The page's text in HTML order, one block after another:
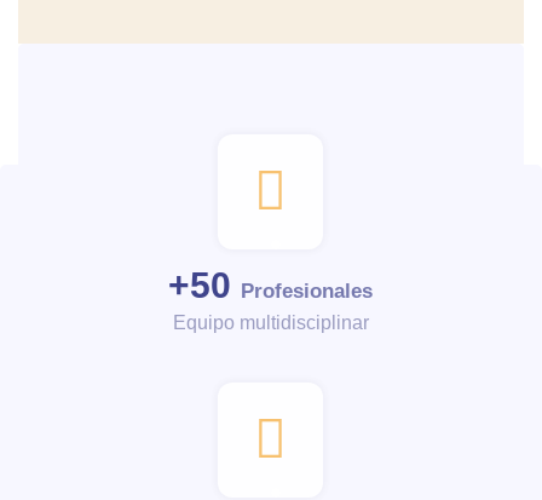
+50 Profesionales
Equipo multidisciplinar